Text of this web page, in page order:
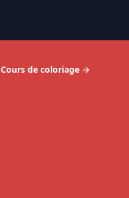
Cours de coloriage →